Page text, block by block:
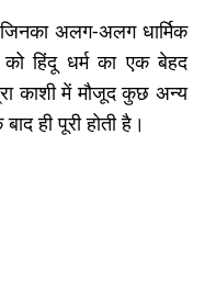
अलग-अलग धार्मिक
हिंदू धर्म का एक बेहद
काशी में मौजूद कुछ अन्य
ही पूरी होती है।